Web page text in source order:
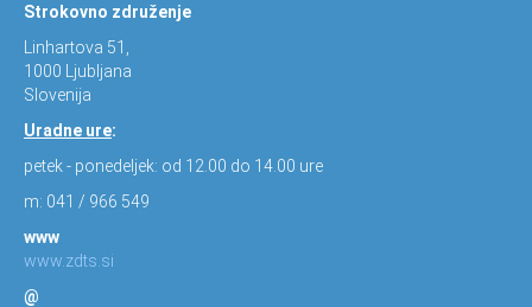
Strokovno združenje
Linhartova 51,
1000 Ljubljana
Slovenija
Uradne ure:
petek - ponedeljek: od 12.00 do 14.00 ure
m: 041 / 966 549
www
www.zdts.si
@